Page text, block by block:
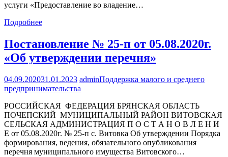
услуги «Предоставление во владение…
Подробнее
Постановление № 25-п от 05.08.2020г.
«Об утверждении перечня»
04.09.202031.01.2023 adminПоддержка малого и среднего
предпринимательства
РОССИЙСКАЯ ФЕДЕРАЦИЯ БРЯНСКАЯ ОБЛАСТЬ
ПОЧЕПСКИЙ МУНИЦИПАЛЬНЫЙ РАЙОН ВИТОВСКАЯ
СЕЛЬСКАЯ АДМИНИСТРАЦИЯ П О С Т А Н О В Л Е Н И
Е от 05.08.2020г. № 25-п с. Витовка Об утверждении Порядка
формирования, ведения, обязательного опубликования
перечня муниципального имущества Витовского…